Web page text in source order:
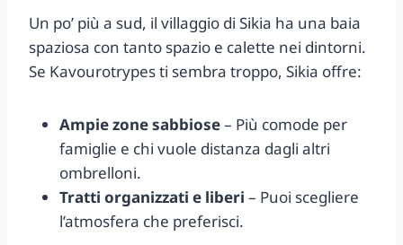
Un po’ più a sud, il villaggio di Sikia ha una baia
spaziosa con tanto spazio e calette nei dintorni.
Se Kavourotrypes ti sembra troppo, Sikia offre:
Ampie zone sabbiose– Più comode per
famiglie e chi vuole distanza dagli altri
ombrelloni.
Tratti organizzati e liberi – Puoi scegliere
l’atmosfera che preferisci.